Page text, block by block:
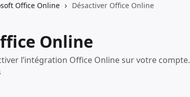
Office Online Désactiver Office Online
Online
l’intégration Office Online sur votre compte.